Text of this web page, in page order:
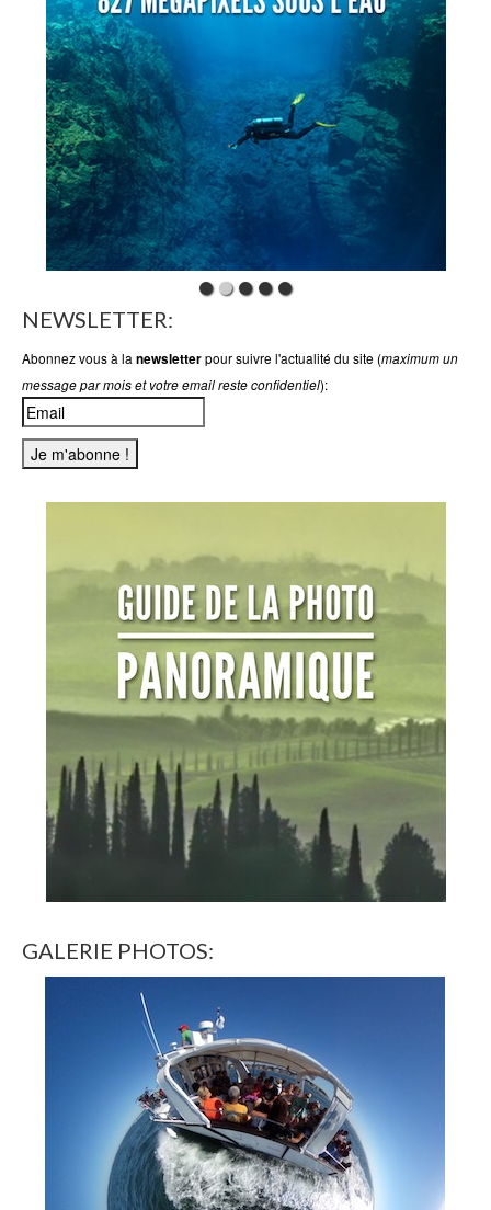
NEWSLETTER:
Abonnez vous à la newsletterpour suivre l'actualité du site (maximum un
message par mois et votre email reste confidentiel):
GALERIE PHOTOS: